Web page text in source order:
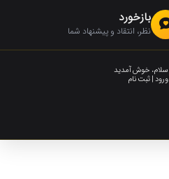
بازخورد
نظر، انتقاد و پیشنهاد شما
سلام، خوش آمدید
ورود | ثبت نام